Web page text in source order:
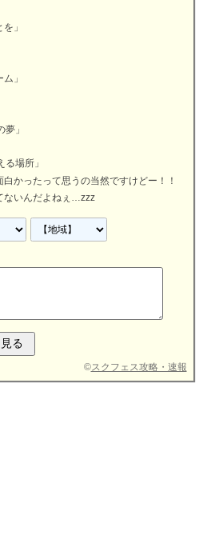
」
」
」
場所」
かったって思うの当然ですけどー！！
ないんだよねぇ…zzz
©スクフェス攻略・速報